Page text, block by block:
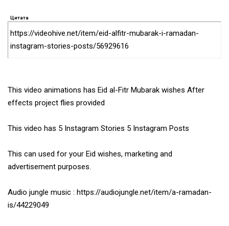
Цитата
https://videohive.net/item/eid-alfitr-mubarak-i-ramadan-
instagram-stories-posts/56929616
This video animations has Eid al-Fitr Mubarak wishes After
effects project flies provided
This video has 5 Instagram Stories 5 Instagram Posts
This can used for your Eid wishes, marketing and
advertisement purposes.
Audio jungle music : https://audiojungle.net/item/a-ramadan-
is/44229049